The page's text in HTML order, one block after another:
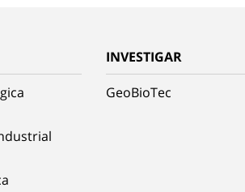
INVESTIGAR
GeoBioTec